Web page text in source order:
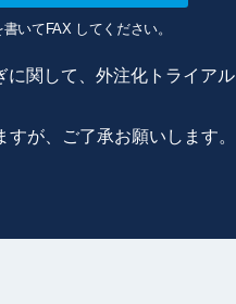
いてFAX してください。
関して、外注化トライアル
が、ご了承お願いします。